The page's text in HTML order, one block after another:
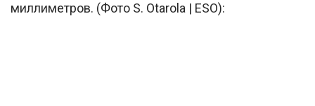
миллиметров. (Фото S. Otarola | ESO):